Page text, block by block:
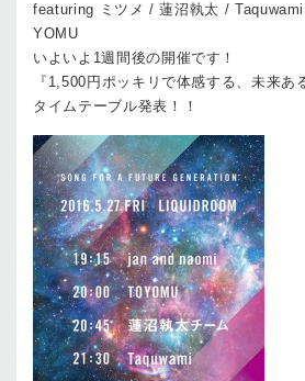
featuring ミツメ / 蓮沼執太 /
YOMU
いよいよ1週間後の開催です！
『1,500円ポッキリで体感する、未来あ
タイムテーブル発表！！